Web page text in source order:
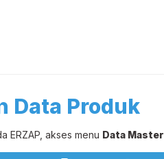
Data Produk
ERZAP, akses menu Data Master